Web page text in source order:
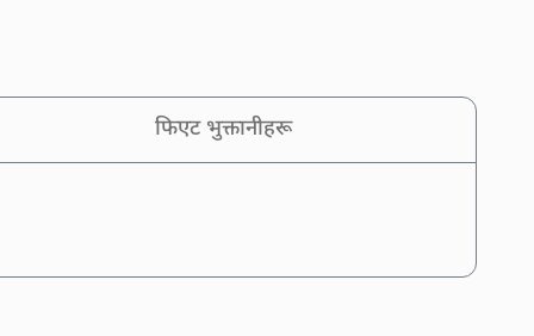
फिएट भुक्तानीहरू